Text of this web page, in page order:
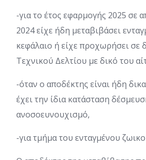
-για το έτος εφαρμογής 2025 σε
2024 είχε ήδη μεταβιβάσει
κεφάλαιο ή είχε προχωρήσει σε
Τεχνικού Δελτίου με δικό του
-όταν ο αποδέκτης είναι ήδη
έχει την ίδια κατάσταση
ανοσοευνουχισμό,
-για τμήμα του ενταγμένου